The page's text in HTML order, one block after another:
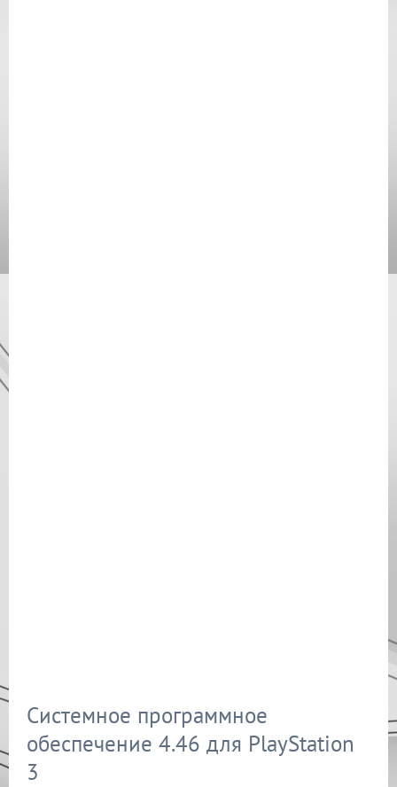
Системное программное
обеспечение 4.46 для PlayStation
3